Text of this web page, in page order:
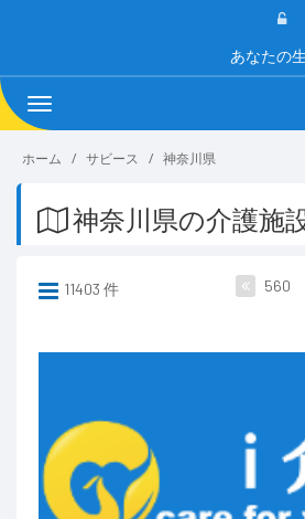
あなたの
Toggle
navigation
ホーム サビース 神奈川県
神奈川県の介護施
11403 件 560